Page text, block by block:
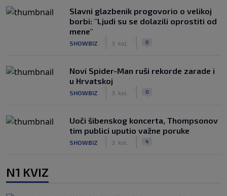
Slavni glazbenik progovorio o velikoj
borbi: "Ljudi su se dolazili oprostiti od
mene"
SHOWBIZ 3. kol. 0
Novi Spider-Man ruši rekorde zarade i
u Hrvatskoj
SHOWBIZ 3. kol. 0
Uoči šibenskog koncerta, Thompsonov
tim publici uputio važne poruke
SHOWBIZ 3. kol. 4
N1 KVIZ